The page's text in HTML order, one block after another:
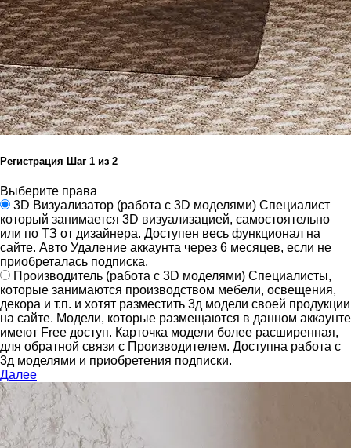
Регистрация Шаг 1 из 2
Выберите права
3D Визуализатор (работа с 3D моделями) Специалист
который занимается 3D визуализацией, самостоятельно
или по ТЗ от дизайнера. Доступен весь функционал на
сайте. Авто Удаление аккаунта через 6 месяцев, если не
приобреталась подписка.
Производитель (работа с 3D моделями) Специалисты,
которые занимаются производством мебели, освещения,
декора и т.п. и хотят разместить 3д модели своей продукции
на сайте. Модели, которые размещаются в данном аккаунте
имеют Free доступ. Карточка модели более расширенная,
для обратной связи с Производителем. Доступна работа с
3д моделями и приобретения подписки.
Далее